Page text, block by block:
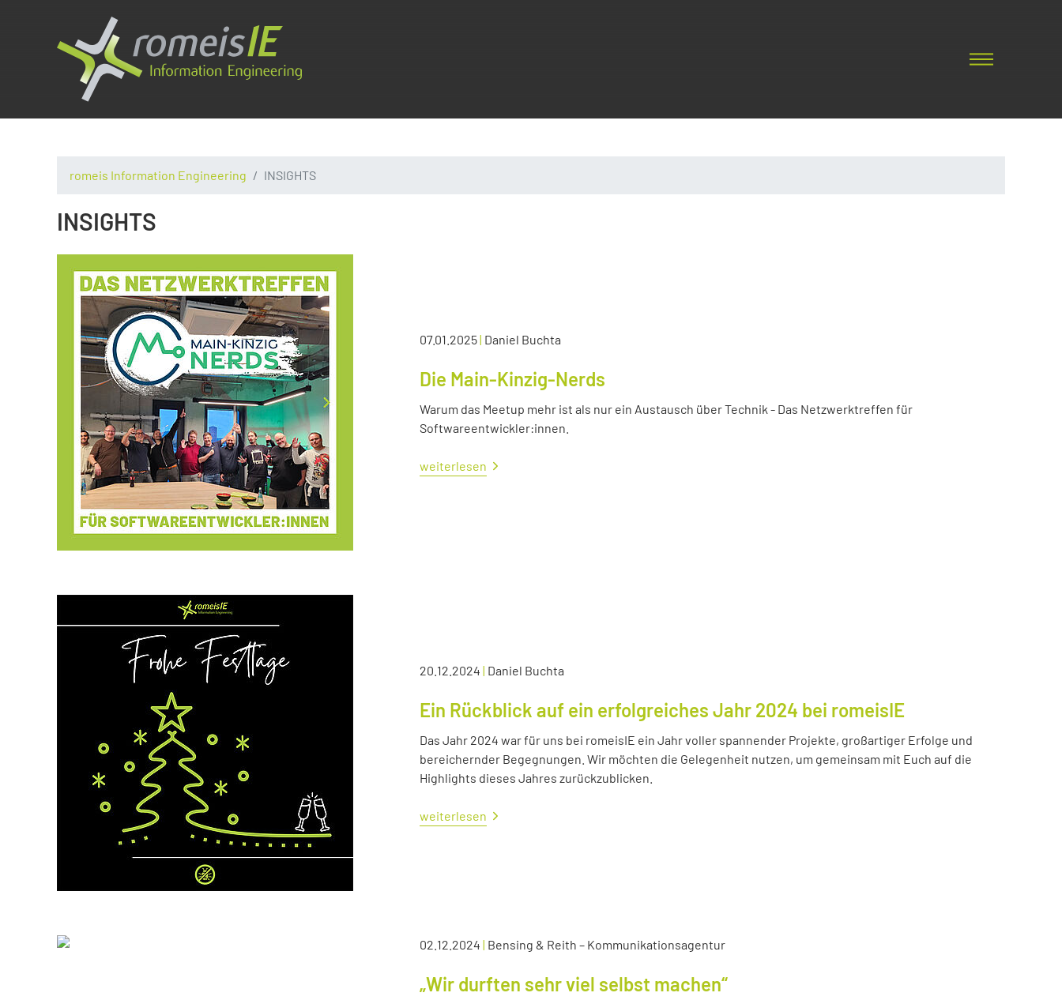
romeis Information Engineering INSIGHTS
INSIGHTS
07.01.2025| Daniel Buchta
Die Main-Kinzig-Nerds
Warum das Meetup mehr ist als nur ein Austausch über Technik - Das Netzwerktreffen für
Softwareentwickler:innen.
weiterlesen
20.12.2024 | Daniel Buchta
Ein Rückblick auf ein erfolgreiches Jahr 2024 bei romeisIE
Das Jahr 2024 war für uns bei romeisIE ein Jahr voller spannender Projekte, großartiger Erfolge und
bereichernder Begegnungen. Wir möchten die Gelegenheit nutzen, um gemeinsam mit Euch auf die
Highlights dieses Jahres zurückzublicken.
weiterlesen
02.12.2024 | Bensing & Reith – Kommunikationsagentur
„Wir durften sehr viel selbst machen“